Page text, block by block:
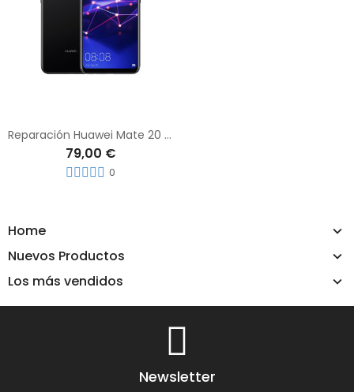
Home
Nuevos Productos
Los más vendidos
Reparación Huawei Mate 20 Lite
79,00 €
0
Newsletter